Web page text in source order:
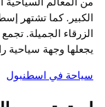
الكبير. كما تشتهر
الزرقاء الجميلة.
يجعلها وجهة سياحية
سياحة في اسطنبول